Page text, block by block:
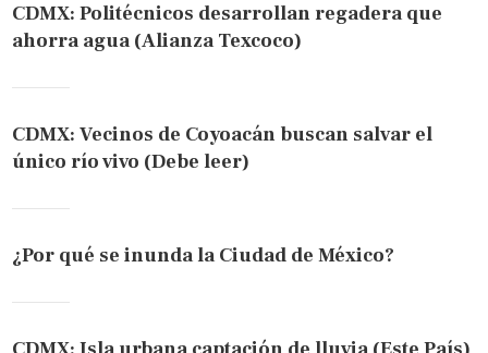
CDMX: Politécnicos desarrollan regadera que
ahorra agua (Alianza Texcoco)
CDMX: Vecinos de Coyoacán buscan salvar el
único río vivo (Debe leer)
¿Por qué se inunda la Ciudad de México?